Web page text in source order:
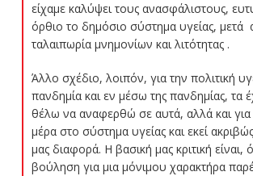
είχαμε καλύψει τους ανασφάλιστους,
όρθιο το δημόσιο σύστημα υγείας, μετά
ταλαιπωρία μνημονίων και λιτότητας .
Άλλο σχέδιο, λοιπόν, για την πολιτική
πανδημία και εν μέσω της πανδημίας, τα
θέλω να αναφερθώ σε αυτά, αλλά και για
μέρα στο σύστημα υγείας και εκεί
μας διαφορά. Η βασική μας κριτική είναι,
βούληση για μια μόνιμου χαρακτήρα